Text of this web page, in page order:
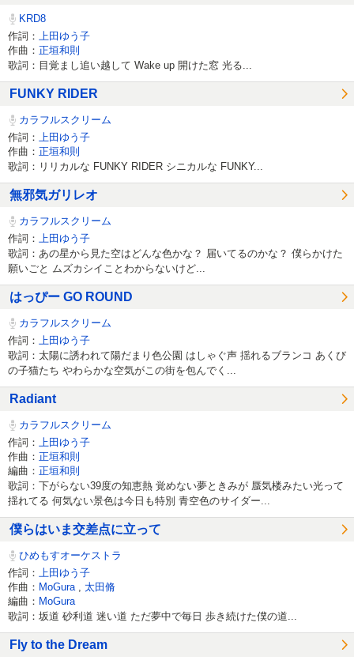
KRD8
作詞：
上田ゆう子
作曲： 正垣和則
歌詞：目覚まし追い越して Wake up 開けた窓 光る...
FUNKY RIDER
カラフルスクリーム
作詞：
上田ゆう子
作曲： 正垣和則
歌詞：リリカルな FUNKY RIDER シニカルな FUNKY...
無邪気ガリレオ
カラフルスクリーム
作詞： 上田ゆう子
歌詞：あの星から見た空はどんな色かな？ 届いてるのかな？ 僕らかけた
願いごと ムズカシイことわからないけど...
はっぴー GO ROUND
カラフルスクリーム
作詞： 上田ゆう子
歌詞：太陽に誘われて陽だまり色公園 はしゃぐ声 揺れるブランコ あくび
の子猫たち やわらかな空気がこの街を包んでく...
Radiant
カラフルスクリーム
作詞：
上田ゆう子
作曲： 正垣和則
編曲： 正垣和則
歌詞：下がらない39度の知恵熱 覚めない夢ときみが 蜃気楼みたい光って
揺れてる 何気ない景色は今日も特別 青空色のサイダー...
僕らはいま交差点に立って
ひめもすオーケストラ
作詞：
上田ゆう子
作曲： MoGura
太田脩
編曲： MoGura
歌詞：坂道 砂利道 迷い道 ただ夢中で毎日 歩き続けた僕の道...
Fly to the Dream